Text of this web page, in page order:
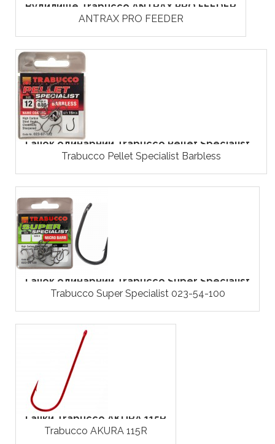
Вудилище Trabucco ANTRAX PRO FEEDER
ANTRAX PRO FEEDER
Гачок одинарний Trabucco Pellet Specialist...
Trabucco Pellet Specialist Barbless
Гачок одинарний Trabucco Super Specialist
Trabucco Super Specialist 023-54-100
Гачки Trabucco AKURA 115R
Trabucco AKURA 115R